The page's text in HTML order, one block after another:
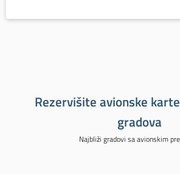
Rezervišite avionske
gradova
Najbliži gradovi sa avionskim